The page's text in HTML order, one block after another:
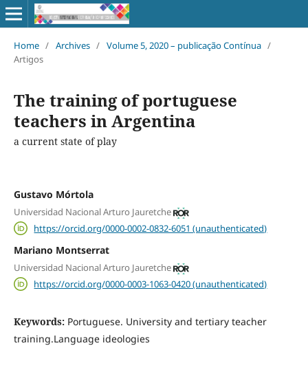
Home / Archives / Volume 5, 2020 – publicação Contínua /
Artigos
The training of portuguese
teachers in Argentina
a current state of play
Gustavo Mórtola
Universidad Nacional Arturo Jauretche
https://orcid.org/0000-0002-0832-6051 (unauthenticated)
Mariano Montserrat
Universidad Nacional Arturo Jauretche
https://orcid.org/0000-0003-1063-0420 (unauthenticated)
Keywords: Portuguese. University and tertiary teacher
training.Language ideologies